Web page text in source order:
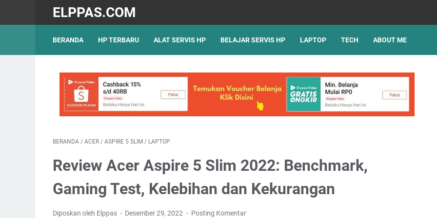
ELPPAS.COM
BERANDA HP TERBARU ALAT SERVIS HP BELAJAR SERVIS HP LAPTOP TECH ABOUT ME
BERANDA / ACER / ASPIRE 5 SLIM / LAPTOP
Review Acer Aspire 5 Slim 2022: Benchmark,
Gaming Test, Kelebihan dan Kekurangan
Diposkan oleh Elppas Desember 29, 2022 Posting Komentar